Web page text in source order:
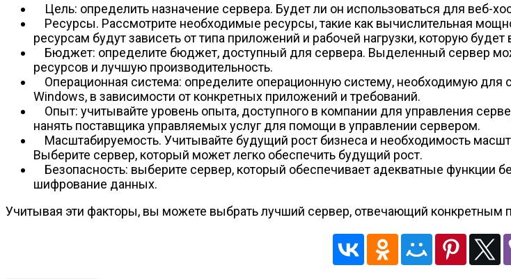
Цель: определить назначение сервера. Будет ли он использоваться для веб-
Ресурсы. Рассмотрите необходимые ресурсы, такие как вычислительная
ресурсам будут зависеть от типа приложений и рабочей нагрузки, которую
Бюджет: определите бюджет, доступный для сервера. Выделенный сервер
ресурсов и лучшую производительность.
Операционная система: определите операционную систему, необходимую
Windows, в зависимости от конкретных приложений и требований.
Опыт: учитывайте уровень опыта, доступного в компании для управления
нанять поставщика управляемых услуг для помощи в управлении сервером.
Масштабируемость. Учитывайте будущий рост бизнеса и необходимость
Выберите сервер, который может легко обеспечить будущий рост.
Безопасность: выберите сервер, который обеспечивает адекватные функции
шифрование данных.
Учитывая эти факторы, вы можете выбрать лучший сервер, отвечающий конкретным